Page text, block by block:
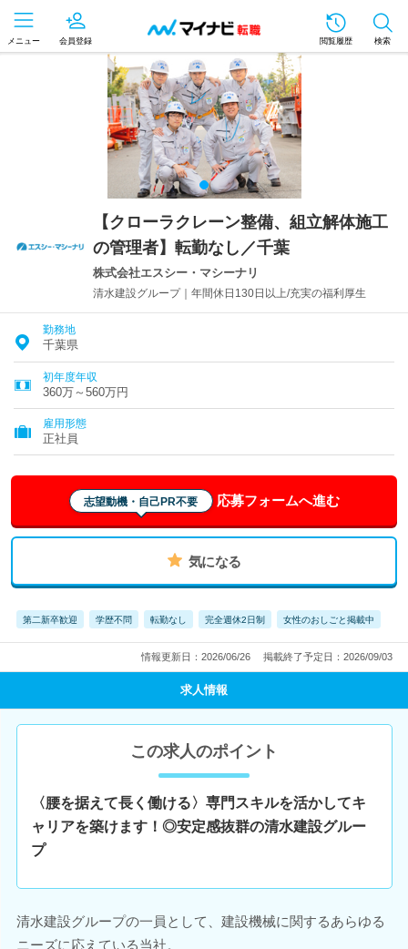
メニュー 会員登録 閲覧履歴 検索
【クローラクレーン整備、組立解体施工
の管理者】転勤なし／千葉
株式会社エスシー・マシーナリ
清水建設グループ｜年間休日130日以上/充実の福利厚生
勤務地
千葉県
初年度年収
360万～560万円
雇用形態
正社員
志望動機・自己PR不要 応募フォームへ進む
気になる
第二新卒歓迎 学歴不問 転勤なし 完全週休2日制 女性のおしごと掲載中
情報更新日：2026/06/26 掲載終了予定日：2026/09/03
求人情報
この求人のポイント
〈腰を据えて長く働ける〉専門スキルを活かしてキ
ャリアを築けます！◎安定感抜群の清水建設グルー
プ
清水建設グループの一員として、建設機械に関するあらゆる
ニーズに応えている当社。